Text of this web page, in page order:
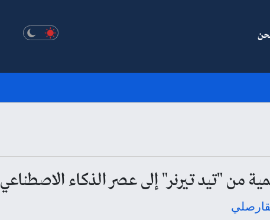
من "تيد تيرنر" إلى عصر الذكاء الاصطناعي